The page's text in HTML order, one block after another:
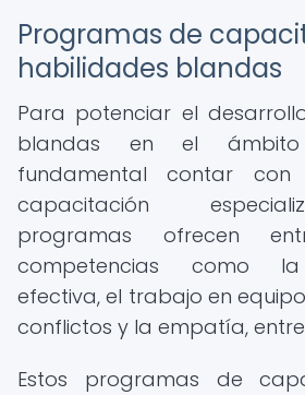
Programas de
habilidades blandas
Para potenciar el
blandas en el ámbito
fundamental contar
capacitación
programas ofrecen
competencias como la
efectiva, el trabajo en
conflictos y la empatía,
Estos programas de